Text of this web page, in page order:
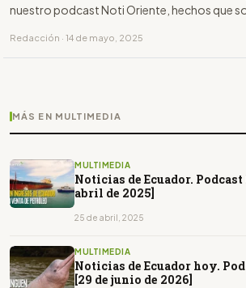
nuestro podcast Noti Oriente, hechos que
Redacción · 14 de mayo, 2025
MÁS EN MULTIMEDIA
MULTIMEDIA
Noticias de Ecuador.
abril de 2025]
25 de abril, 2025
MULTIMEDIA
Noticias de Ecuador hoy.
[29 de junio de 2026]